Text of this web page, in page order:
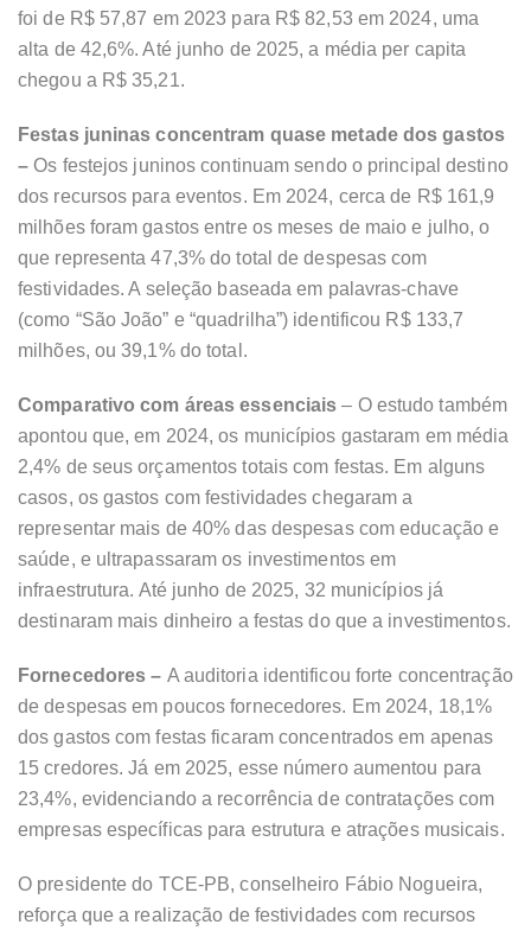
foi de R$ 57,87 em 2023 para R$ 82,53 em 2024, uma
alta de 42,6%. Até junho de 2025, a média per capita
chegou a R$ 35,21.
Festas juninas concentram quase metade dos gastos
–Os festejos juninos continuam sendo o principal destino
dos recursos para eventos. Em 2024, cerca de R$ 161,9
milhões foram gastos entre os meses de maio e julho, o
que representa 47,3% do total de despesas com
festividades. A seleção baseada em palavras-chave
(como “São João” e “quadrilha”) identificou R$ 133,7
milhões, ou 39,1% do total.
Comparativo com áreas essenciais – O estudo também
apontou que, em 2024, os municípios gastaram em média
2,4% de seus orçamentos totais com festas. Em alguns
casos, os gastos com festividades chegaram a
representar mais de 40% das despesas com educação e
saúde, e ultrapassaram os investimentos em
infraestrutura. Até junho de 2025, 32 municípios já
destinaram mais dinheiro a festas do que a investimentos.
Fornecedores – A auditoria identificou forte concentração
de despesas em poucos fornecedores. Em 2024, 18,1%
dos gastos com festas ficaram concentrados em apenas
15 credores. Já em 2025, esse número aumentou para
23,4%, evidenciando a recorrência de contratações com
empresas específicas para estrutura e atrações musicais.
O presidente do TCE-PB, conselheiro Fábio Nogueira,
reforça que a realização de festividades com recursos